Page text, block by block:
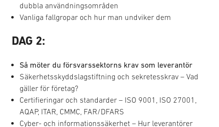
dubbla användningsområden
Vanliga fallgropar och hur man undviker dem
DAG 2:
Så möter du försvarssektorns krav som leverantör
Säkerhetsskyddslagstiftning och sekretesskrav – Vad
gäller för företag?
Certifieringar och standarder – ISO 9001, ISO 27001,
AQAP, ITAR, CMMC, FAR/DFARS
Cyber- och informationssäkerhet – Hur leverantörer